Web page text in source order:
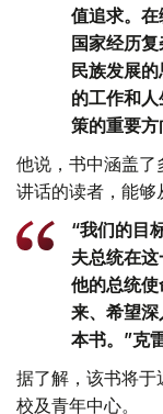
值追求。
国家经历
民族发展
的工作和
策的重要方
他说，书中涵盖
讲话的读者，能够
“我们的目
夫总统在
他的总统
来、希望
本书。”克
据了解，该书将
校及青年中心。